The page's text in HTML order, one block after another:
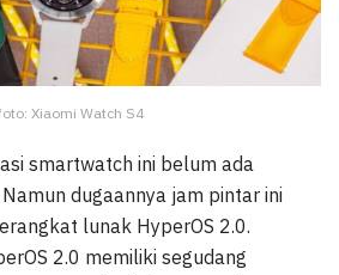
Xiaomi Watch S4
smartwatch ini belum ada
dugaannya jam pintar ini
lunak HyperOS 2.0.
2.0 memiliki segudang